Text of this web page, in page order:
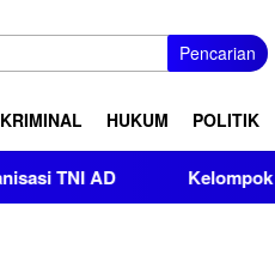
Pencarian
KRIMINAL HUKUM POLITIK
Kelompok Pendukung